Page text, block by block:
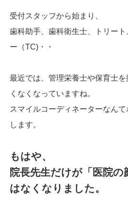
受付スタッフから始まり、
歯科助手、歯科衛生士、トリー
ー（TC)・・
最近では、管理栄養士や保育士
くなくなっていますね。
スマイルコーディネーターなん
します。
もはや、
院長先生だけが「医院
はなくなりました。